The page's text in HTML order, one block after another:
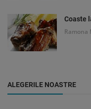
Coaste
Ramona
ALEGERILE NOASTRE